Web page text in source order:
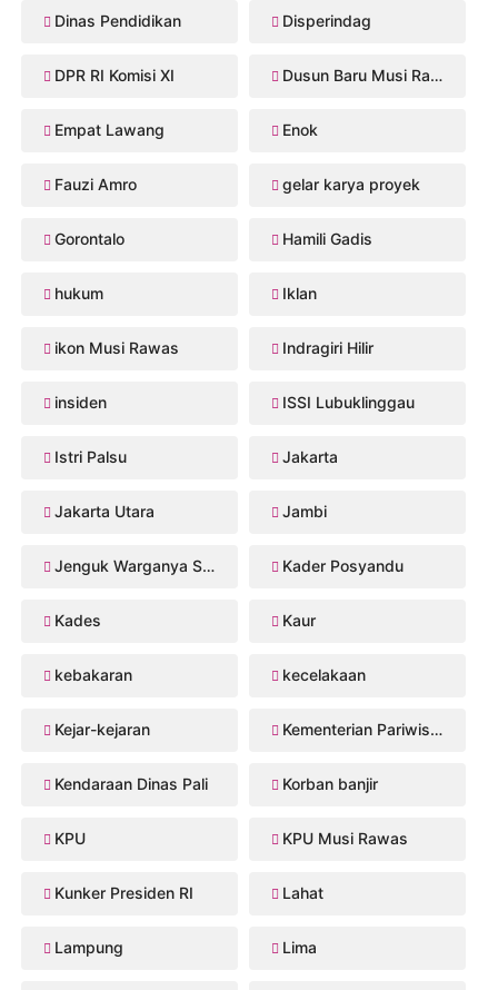
Dinas Pendidikan Disperindag
DPR RI Komisi XI Dusun Baru Musi Rawas
Empat Lawang Enok
Fauzi Amro gelar karya proyek
Gorontalo Hamili Gadis
hukum Iklan
ikon Musi Rawas Indragiri Hilir
insiden ISSI Lubuklinggau
Istri Palsu Jakarta
Jakarta Utara Jambi
Jenguk Warganya Sakit Kader Posyandu
Kades Kaur
kebakaran kecelakaan
Kejar-kejaran Kementerian Pariwisata
Kendaraan Dinas Pali Korban banjir
KPU KPU Musi Rawas
Kunker Presiden RI Lahat
Lampung Lima